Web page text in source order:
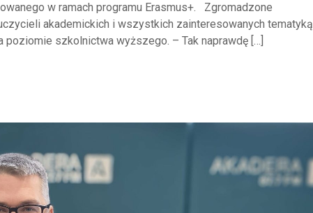
w ramach programu Erasmus+. Zgromadzone
akademickich i wszystkich zainteresowanych tematyką
poziomie szkolnictwa wyższego. – Tak naprawdę […]